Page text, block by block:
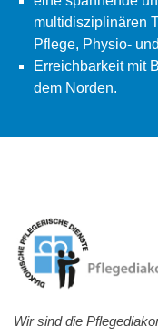
multidisziplinären
Pflege, Physio-
Erreichbarkeit mit
dem Norden.
Wir sind die